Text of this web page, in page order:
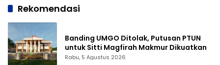
Rekomendasi
Banding UMGO Ditolak, Putusan PTUN
untuk Sitti Magfirah Makmur Dikuatkan
Rabu, 5 Agustus 2026